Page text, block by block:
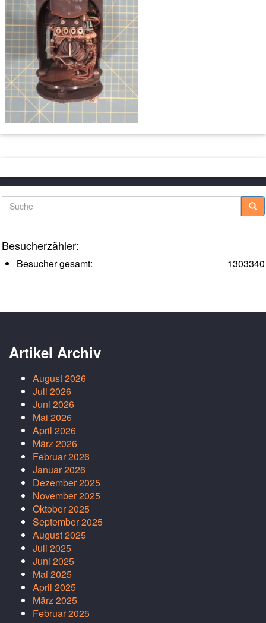
Suche
Besucherzähler:
1303340
Besucher gesamt:
Artikel Archiv
August 2026
Juli 2026
Juni 2026
Mai 2026
April 2026
März 2026
Februar 2026
Januar 2026
Dezember 2025
November 2025
Oktober 2025
September 2025
August 2025
Juli 2025
Juni 2025
Mai 2025
April 2025
März 2025
Februar 2025